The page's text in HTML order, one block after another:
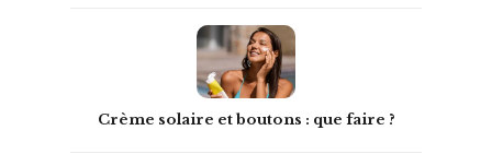
Crème solaire et boutons : que faire ?